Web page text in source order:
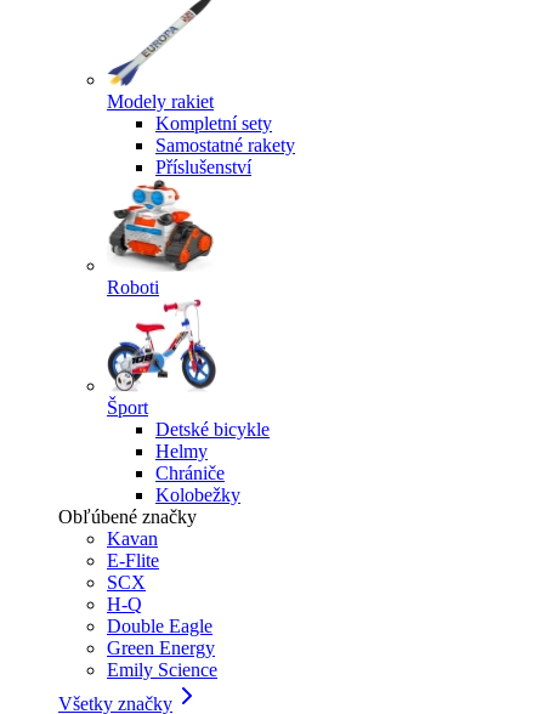
Modely rakiet
Kompletní sety
Samostatné rakety
Příslušenství
Roboti
Šport
Detské bicykle
Helmy
Chrániče
Kolobežky
Obľúbené značky
Kavan
E-Flite
SCX
H-Q
Double Eagle
Green Energy
Emily Science
Všetky značky